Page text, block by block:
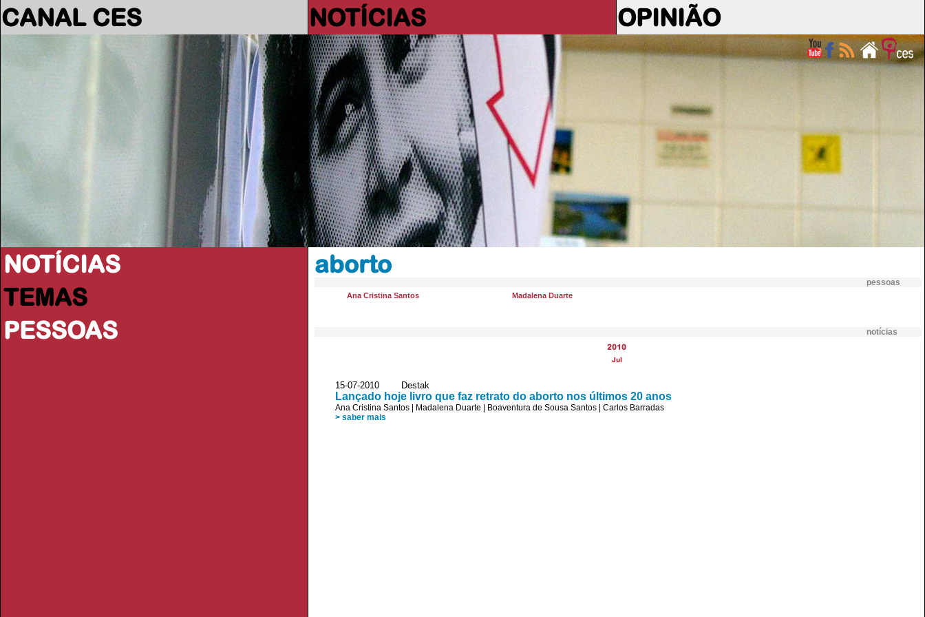
CANAL CES NOTÍCIAS OPINIÃO
NOTÍCIAS
TEMAS
PESSOAS
aborto
pessoas
Ana Cristina Santos Madalena Duarte
notícias
2010
Jul
15-07-2010 Destak
Lançado hoje livro que faz retrato do aborto nos últimos 20 anos
Ana Cristina Santos Madalena Duarte Boaventura de Sousa Santos
Carlos Barradas
> saber mais